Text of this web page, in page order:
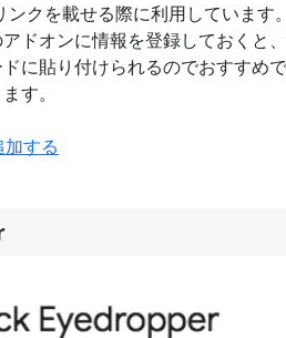
クを載せる際に利用しています
ドオンに情報を登録しておくと
に貼り付けられるのでおすすめ
す。
する